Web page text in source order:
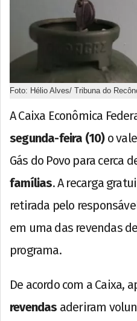
Foto: Hélio Alves/ Tribuna do
A Caixa Econômica
segunda-feira (10)o
Gás do Povo para cerca
famílias. A recarga
retirada pelo
em uma das revendas
programa.
De acordo com a Caixa,
revendas aderiram